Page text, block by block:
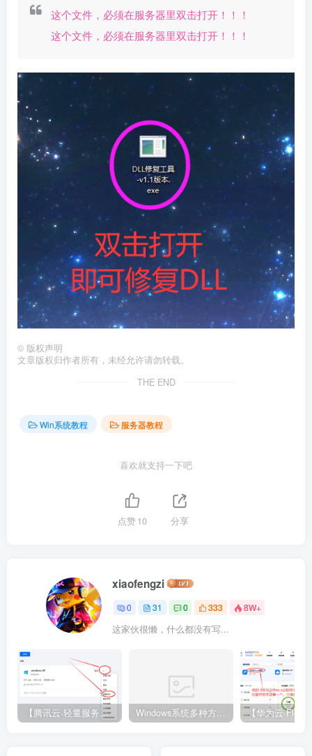
这个文件，必须在服务器里双击打开！！！
这个文件，必须在服务器里双击打开！！！
© 版权声明
文章版权归作者所有，未经允许请勿转载。
THE END
Win系统教程 服务器教程
喜欢就支持一下吧
点赞10 分享
xiaofengzi
0 31 0 333 8W+
这家伙很懒，什么都没有写...
【腾讯云·轻量服务器】Windows系统登录教程【电脑版】 Windows系统多种方式登录教程【电脑版】